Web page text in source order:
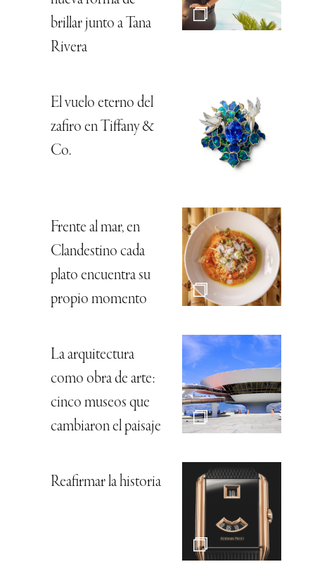
brillar junto a Tana
Rivera
El vuelo eterno del
zafiro en Tiffany &
Co.
Frente al mar, en
Clandestino cada
plato encuentra su
propio momento
La arquitectura
como obra de arte:
cinco museos que
cambiaron el paisaje
Reafirmar la historia